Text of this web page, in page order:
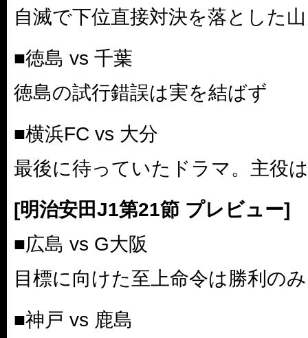
自滅で下位直接対決を落とした
■徳島 vs 千葉
徳島の試行錯誤は実を結ばず
■横浜FC vs 大分
最後に待っていたドラマ。主役
[明治安田J1第21節 プレビュー]
■広島 vs G大阪
目標に向けた至上命令は勝利のみ
■神戸 vs 鹿島